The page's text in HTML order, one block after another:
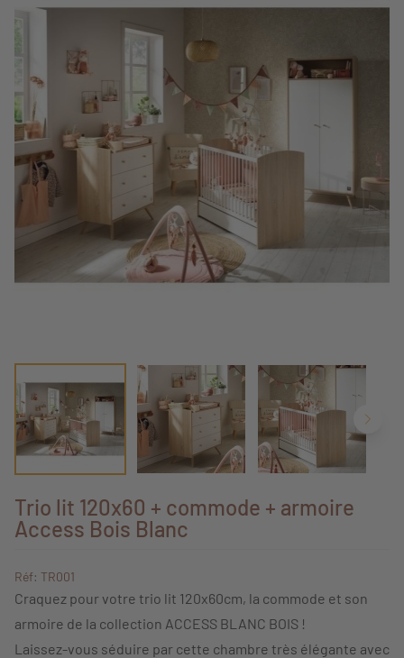
Trio lit 120x60 + commode + armoire
Access Bois Blanc
Réf: TR001
Craquez pour votre trio lit 120x60cm, la commode et son
armoire de la collection ACCESS BLANC BOIS !
Laissez-vous séduire par cette chambre très élégante avec